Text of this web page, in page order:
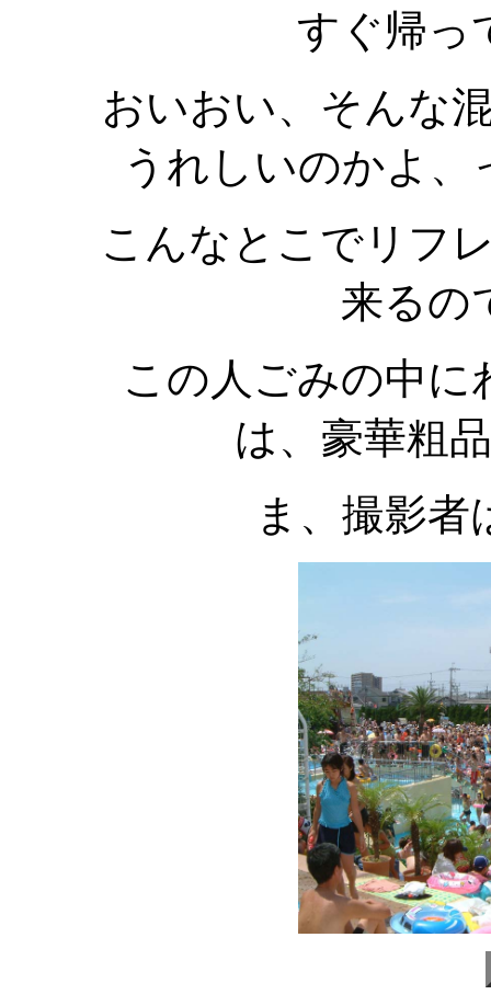
すぐ帰っ
おいおい、そんな
うれしいのかよ
こんなとこでリフ
来るの
この人ごみの中
は、豪華粗
ま、撮影者